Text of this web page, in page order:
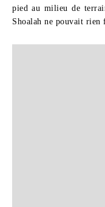
pied au milieu de
Shoalah ne pouvait rien